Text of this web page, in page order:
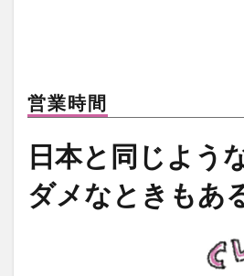
営業時間
日本と同じよう
ダメなときもあ